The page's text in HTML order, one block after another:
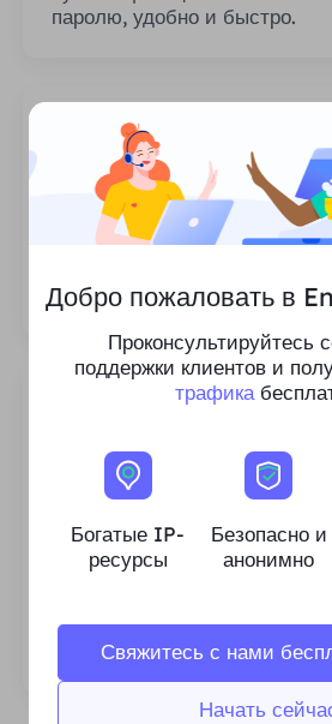
паролю, удобно и быстро.
Неограниченное
использований или частоту
Богатые ресурсы
собственности для
Мы гарантируем
стремимся расширить
серверов, чтобы он
потребностям каждого
Добро пожаловать в
Проконсультируйтесь
поддержки клиентов и
трафика
Богатые IP-
ресурсы
Безопасно и
анонимно
Начать
Свяжитесь с нами